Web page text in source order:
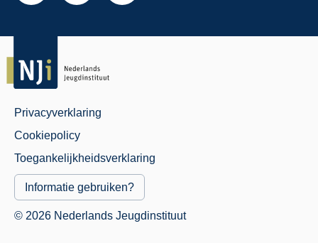
Juridisch
Menu
Privacyverklaring
Cookiepolicy
Toegankelijkheidsverklaring
Informatie gebruiken?
© 2026 Nederlands Jeugdinstituut